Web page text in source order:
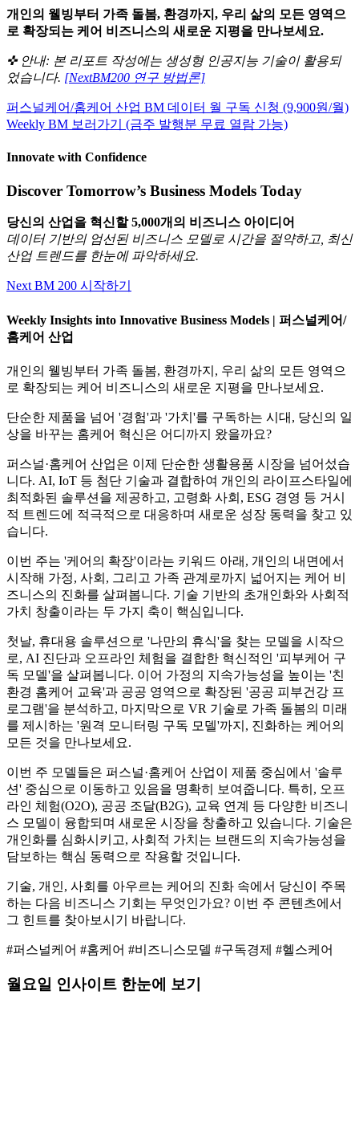
개인의 웰빙부터 가족 돌봄, 환경까지, 우리 삶의 모든 영역으
로 확장되는 케어 비즈니스의 새로운 지평을 만나보세요.
✜ 안내: 본 리포트 작성에는 생성형 인공지능 기술이 활용되
었습니다. [NextBM200 연구 방법론]
퍼스널케어/홈케어 산업 BM 데이터 월 구독 신청 (9,900원/월)
Weekly BM 보러가기 (금주 발행분 무료 열람 가능)
Innovate with Confidence
Discover Tomorrow’s Business Models Today
당신의 산업을 혁신할 5,000개의 비즈니스 아이디어
데이터 기반의 엄선된 비즈니스 모델로 시간을 절약하고, 최신
산업 트렌드를 한눈에 파악하세요.
Next BM 200 시작하기
Weekly Insights into Innovative Business Models | 퍼스널케어/
홈케어 산업
개인의 웰빙부터 가족 돌봄, 환경까지, 우리 삶의 모든 영역으
로 확장되는 케어 비즈니스의 새로운 지평을 만나보세요.
단순한 제품을 넘어 '경험'과 '가치'를 구독하는 시대, 당신의 일
상을 바꾸는 홈케어 혁신은 어디까지 왔을까요?
퍼스널·홈케어 산업은 이제 단순한 생활용품 시장을 넘어섰습
니다. AI, IoT 등 첨단 기술과 결합하여 개인의 라이프스타일에
최적화된 솔루션을 제공하고, 고령화 사회, ESG 경영 등 거시
적 트렌드에 적극적으로 대응하며 새로운 성장 동력을 찾고 있
습니다.
이번 주는 '케어의 확장'이라는 키워드 아래, 개인의 내면에서
시작해 가정, 사회, 그리고 가족 관계로까지 넓어지는 케어 비
즈니스의 진화를 살펴봅니다. 기술 기반의 초개인화와 사회적
가치 창출이라는 두 가지 축이 핵심입니다.
첫날, 휴대용 솔루션으로 '나만의 휴식'을 찾는 모델을 시작으
로, AI 진단과 오프라인 체험을 결합한 혁신적인 '피부케어 구
독 모델'을 살펴봅니다. 이어 가정의 지속가능성을 높이는 '친
환경 홈케어 교육'과 공공 영역으로 확장된 '공공 피부건강 프
로그램'을 분석하고, 마지막으로 VR 기술로 가족 돌봄의 미래
를 제시하는 '원격 모니터링 구독 모델'까지, 진화하는 케어의
모든 것을 만나보세요.
이번 주 모델들은 퍼스널·홈케어 산업이 제품 중심에서 '솔루
션' 중심으로 이동하고 있음을 명확히 보여줍니다. 특히, 오프
라인 체험(O2O), 공공 조달(B2G), 교육 연계 등 다양한 비즈니
스 모델이 융합되며 새로운 시장을 창출하고 있습니다. 기술은
개인화를 심화시키고, 사회적 가치는 브랜드의 지속가능성을
담보하는 핵심 동력으로 작용할 것입니다.
기술, 개인, 사회를 아우르는 케어의 진화 속에서 당신이 주목
하는 다음 비즈니스 기회는 무엇인가요? 이번 주 콘텐츠에서
그 힌트를 찾아보시기 바랍니다.
#퍼스널케어 #홈케어 #비즈니스모델 #구독경제 #헬스케어
월요일 인사이트 한눈에 보기